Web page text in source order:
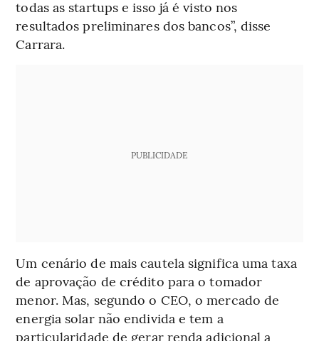
todas as startups e isso já é visto nos
resultados preliminares dos bancos”, disse
Carrara.
PUBLICIDADE
Um cenário de mais cautela significa uma taxa
de aprovação de crédito para o tomador
menor. Mas, segundo o CEO, o mercado de
energia solar não endivida e tem a
particularidade de gerar renda adicional a